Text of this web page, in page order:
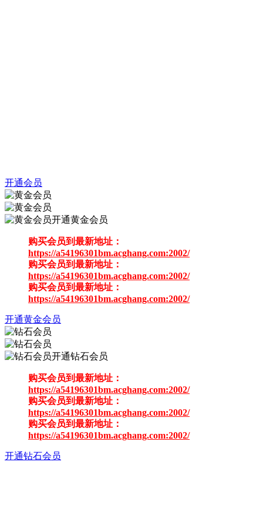
开通会员
开通黄金会员
购买会员到最新地址：
https://a54196301bm.acghang.com:2002/
购买会员到最新地址：
https://a54196301bm.acghang.com:2002/
购买会员到最新地址：
https://a54196301bm.acghang.com:2002/
开通黄金会员
开通钻石会员
购买会员到最新地址：
https://a54196301bm.acghang.com:2002/
购买会员到最新地址：
https://a54196301bm.acghang.com:2002/
购买会员到最新地址：
https://a54196301bm.acghang.com:2002/
开通钻石会员